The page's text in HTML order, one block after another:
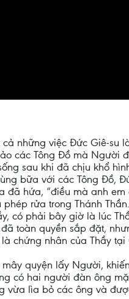
những việc Đức Giê-
các Tông Đồ mà Người
sau khi đã chịu khổ
bữa với các Tông Đồ,
hứa, “điều mà anh
rửa trong Thánh
có phải bây giờ là lúc
toàn quyền sắp đặt,
chứng nhân của Thầy
quyện lấy Người,
có hai người đàn ông
lìa bỏ các ông và